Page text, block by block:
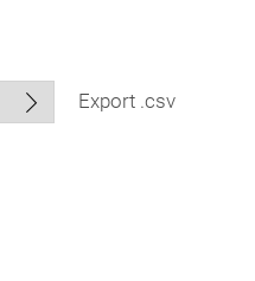
Export .csv